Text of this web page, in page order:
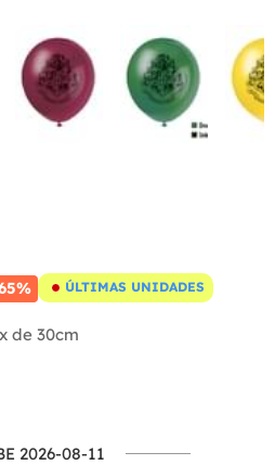
ÚLTIMAS UNIDADES
de 30cm
2026-08-11